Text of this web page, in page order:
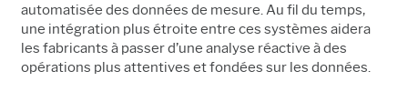
automatisée des données de mesure. Au fil du temps,
une intégration plus étroite entre ces systèmes aidera
les fabricants à passer d’une analyse réactive à des
opérations plus attentives et fondées sur les données.